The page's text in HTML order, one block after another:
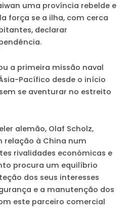
uma província rebelde e
força se a ilha, com cerca
declarar
a primeira missão naval
Pacífico desde o início
se aventurar no estreito
alemão, Olaf Scholz,
relação à China num
rivalidades económicas e
procura um equilíbrio
dos seus interesses
e a manutenção dos
este parceiro comercial